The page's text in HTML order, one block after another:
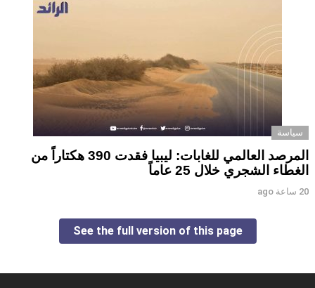
سياسة
المرصد العالمي للغابات: ليبيا فقدت 390 هكتاراً من
الغطاء الشجري خلال 25 عاماً
20 ساعة ago
See the full version of this page